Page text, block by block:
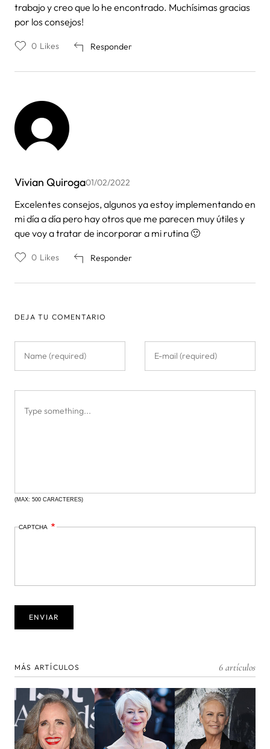
trabajo y creo que lo he encontrado. Muchísimas gracias
por los consejos!
Responder
0 Likes
Vivian Quiroga01/02/2022
Excelentes consejos, algunos ya estoy implementando en
mi día a día pero hay otros que me parecen muy útiles y
que voy a tratar de incorporar a mi rutina 🙂
Responder
0 Likes
DEJA TU COMENTARIO
(MAX: 500 CARACTERES)
CAPTCHA
MÁS ARTÍCULOS 6 artículos